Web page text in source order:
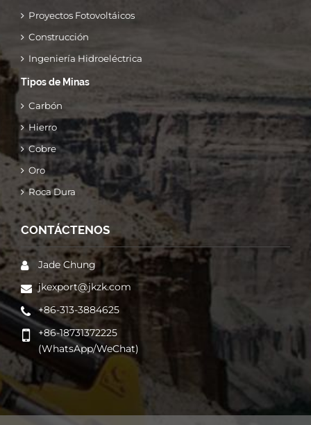
Proyectos Fotovoltáicos
Construcción
Ingeniería Hidroeléctrica
Tipos de Minas
Carbón
Hierro
Cobre
Oro
Roca Dura
CONTÁCTENOS
Jade Chung
jkexport@jkzk.com
+86-313-3884625
+86-18731372225
(WhatsApp/WeChat)